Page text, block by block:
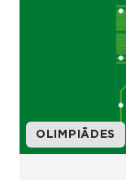
OLIMPIĀDES